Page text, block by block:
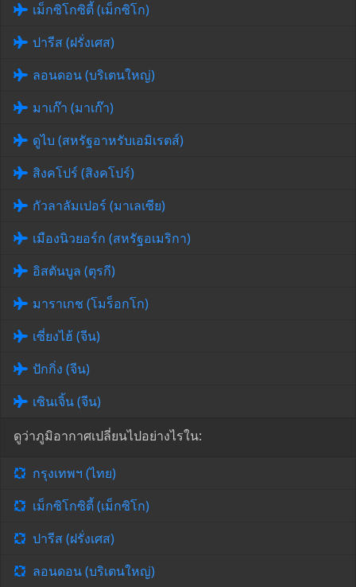
เม็กซิโกซิตี้ (เม็กซิโก)
ปารีส (ฝรั่งเศส)
ลอนดอน (บริเตนใหญ่)
มาเก๊า (มาเก๊า)
ดูไบ (สหรัฐอาหรับเอมิเรตส์)
สิงคโปร์ (สิงคโปร์)
กัวลาลัมเปอร์ (มาเลเซีย)
เมืองนิวยอร์ก (สหรัฐอเมริกา)
อิสตันบูล (ตุรกี)
มาราเกช (โมร็อกโก)
เซี่ยงไฮ้ (จีน)
ปักกิ่ง (จีน)
เซินเจิ้น (จีน)
ดูว่าภูมิอากาศเปลี่ยนไปอย่างไรใน:
กรุงเทพฯ (ไทย)
เม็กซิโกซิตี้ (เม็กซิโก)
ปารีส (ฝรั่งเศส)
ลอนดอน (บริเตนใหญ่)